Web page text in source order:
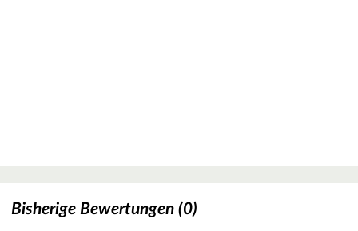
Bisherige Bewertungen (0)